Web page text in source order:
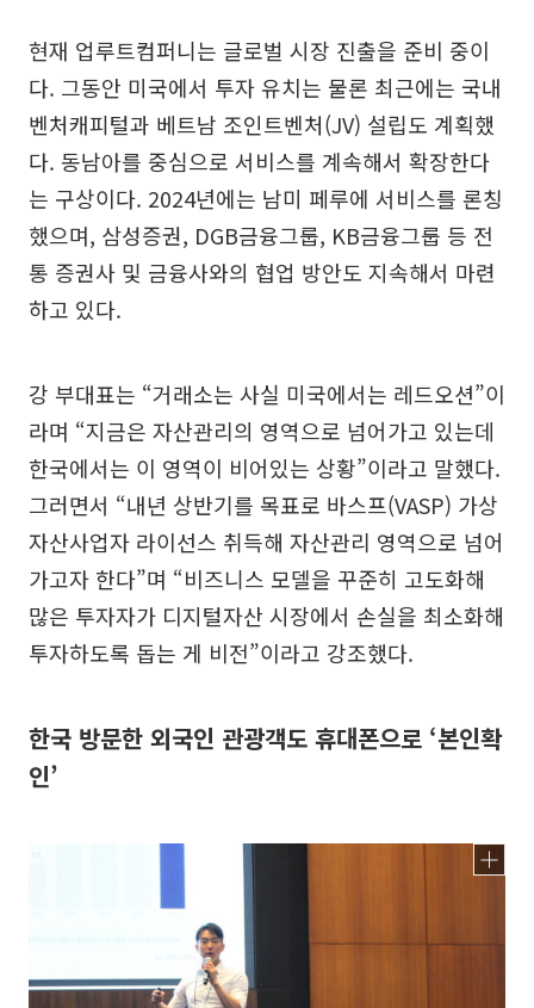
현재 업루트컴퍼니는 글로벌 시장 진출을 준비 중이
다. 그동안 미국에서 투자 유치는 물론 최근에는 국내
벤처캐피털과 베트남 조인트벤처(JV) 설립도 계획했
다. 동남아를 중심으로 서비스를 계속해서 확장한다
는 구상이다. 2024년에는 남미 페루에 서비스를 론칭
했으며, 삼성증권, DGB금융그룹, KB금융그룹 등 전
통 증권사 및 금융사와의 협업 방안도 지속해서 마련
하고 있다.
강 부대표는 “거래소는 사실 미국에서는 레드오션”이
라며 “지금은 자산관리의 영역으로 넘어가고 있는데
한국에서는 이 영역이 비어있는 상황”이라고 말했다.
그러면서 “내년 상반기를 목표로 바스프(VASP) 가상
자산사업자 라이선스 취득해 자산관리 영역으로 넘어
가고자 한다”며 “비즈니스 모델을 꾸준히 고도화해
많은 투자자가 디지털자산 시장에서 손실을 최소화해
투자하도록 돕는 게 비전”이라고 강조했다.
한국 방문한 외국인 관광객도 휴대폰으로 ‘본인확
인’